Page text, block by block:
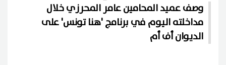
وصف عميد المحامين عامر المحرزي خلال
مداخلته اليوم في برنامج 'هنا تونس' على
الديوان أف أم